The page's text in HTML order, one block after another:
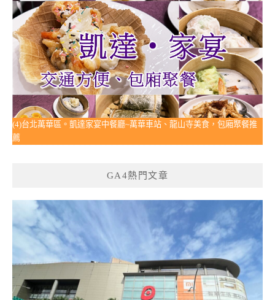
(4)台北萬華區。凱達家宴中餐廳~萬華車站、龍山寺美食，包廂聚餐推
薦
GA4熱門文章